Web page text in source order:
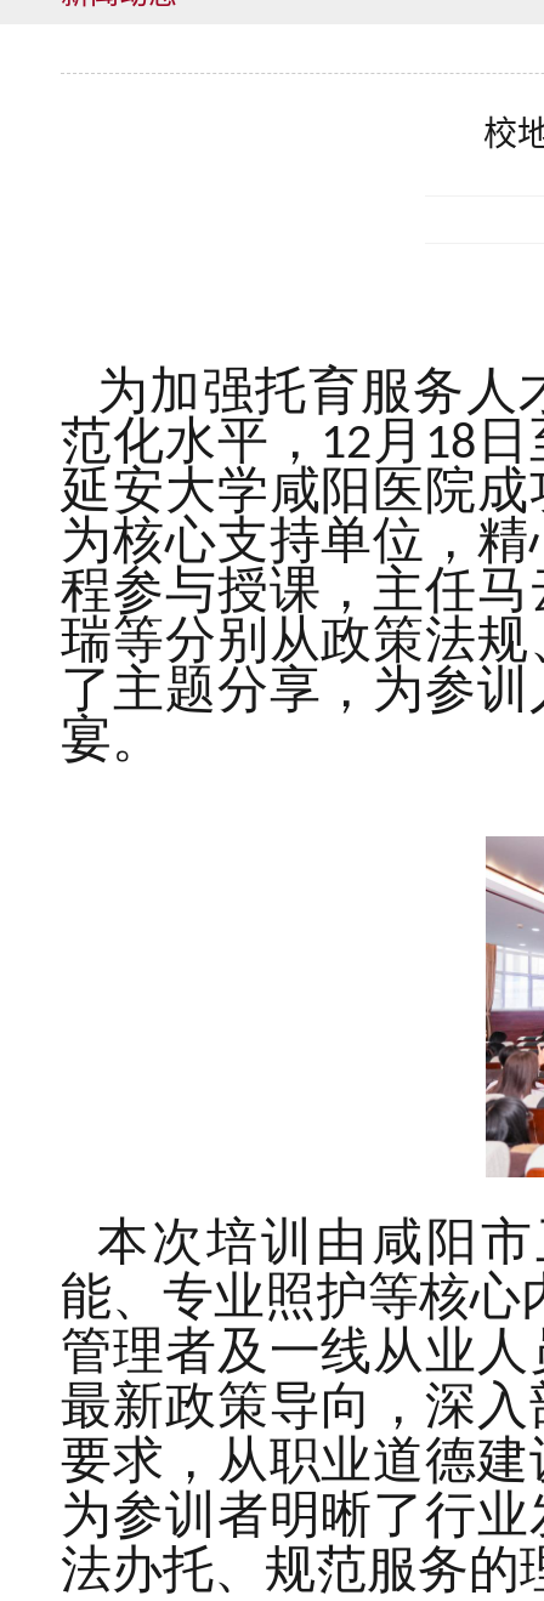
校
为加强托育服务人
范化水平，12月18
延安大学咸阳医院
为核心支持单位，精
程参与授课，主任
瑞等分别 从政策法
了主题分享 ， 为参
宴。
本次培训由咸阳
能、专业照护等核心
管理者及一线从业人
最新政策导向，深
要求，从职业道德
为参训者明晰了行
法办托、规范服务的